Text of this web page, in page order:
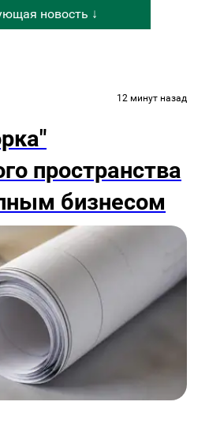
новость ↓
12 минут назад
пространства
бизнесом